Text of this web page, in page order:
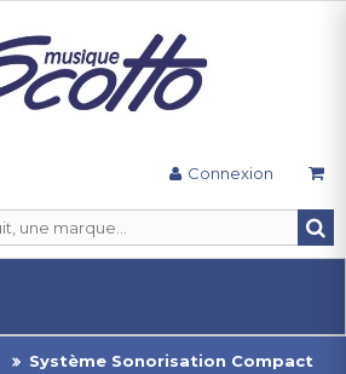
Connexion
Système Sonorisation Compact